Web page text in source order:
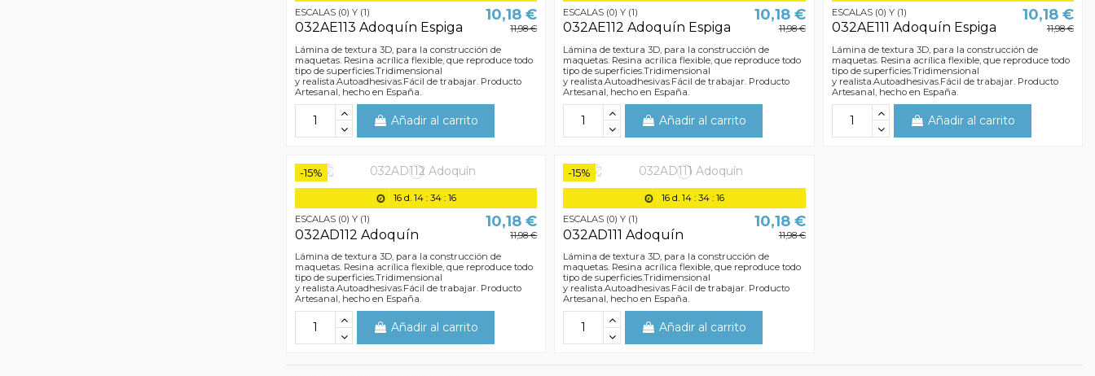
ESCALAS (0) Y (1)
032AE113 Adoquín Espiga
10,18 €
11,98 €
Lámina de textura 3D, para la construcción de
maquetas. Resina acrílica flexible, que reproduce todo
tipo de superficies.Tridimensional
y realista.Autoadhesivas.Fácil de trabajar. Producto
Artesanal, hecho en España.
Añadir al carrito
ESCALAS (0) Y (1)
032AE112 Adoquín Espiga
10,18 €
11,98 €
Lámina de textura 3D, para la construcción de
maquetas. Resina acrílica flexible, que reproduce todo
tipo de superficies.Tridimensional
y realista.Autoadhesivas.Fácil de trabajar. Producto
Artesanal, hecho en España.
Añadir al carrito
ESCALAS (0) Y (1)
032AE111 Adoquín Espiga
10,18 €
11,98 €
Lámina de textura 3D, para la construcción de
maquetas. Resina acrílica flexible, que reproduce todo
tipo de superficies.Tridimensional
y realista.Autoadhesivas.Fácil de trabajar. Producto
Artesanal, hecho en España.
Añadir al carrito
-15%
16d. 14: 34: 15
ESCALAS (0) Y (1)
032AD112 Adoquín
10,18 €
11,98 €
Lámina de textura 3D, para la construcción de
maquetas. Resina acrílica flexible, que reproduce todo
tipo de superficies.Tridimensional
y realista.Autoadhesivas.Fácil de trabajar. Producto
Artesanal, hecho en España.
Añadir al carrito
-15%
16d. 14: 34: 15
ESCALAS (0) Y (1)
032AD111 Adoquín
10,18 €
11,98 €
Lámina de textura 3D, para la construcción de
maquetas. Resina acrílica flexible, que reproduce todo
tipo de superficies.Tridimensional
y realista.Autoadhesivas.Fácil de trabajar. Producto
Artesanal, hecho en España.
Añadir al carrito